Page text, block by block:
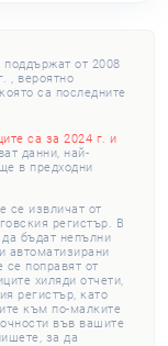
от 2008
, вероятно
са последните
са за 2024 г. и
данни, най-
в предходни
се извличат от
регистър. В
бъдат непълни
автоматизирани
се поправят от
хиляди отчети,
регистър, като
към по-малките
във вашите
за да